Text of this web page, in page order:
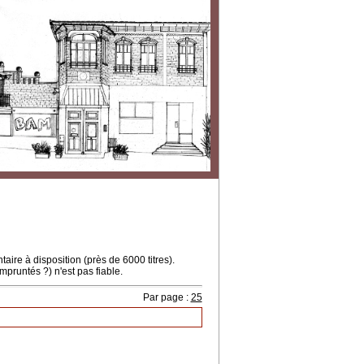
à disposition (près de 6000 titres).
?) n'est pas fiable.
Par page : 25